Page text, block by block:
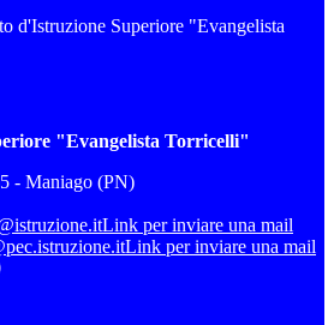
d'Istruzione Superiore "Evangelista
"Evangelista Torricelli"
- Maniago (PN)
Link per inviare una mail
Link per inviare una mail